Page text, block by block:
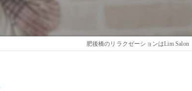
肥後橋のリラクゼーションはLim Salon